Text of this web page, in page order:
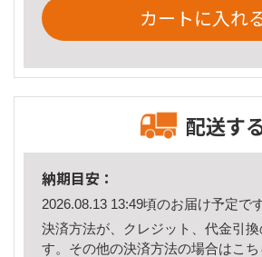
カートに入れ
配送す
納期目安：
2026.08.13 13:49頃のお届け予定です
決済方法が、クレジット、代金引換
す。その他の決済方法の場合はこち